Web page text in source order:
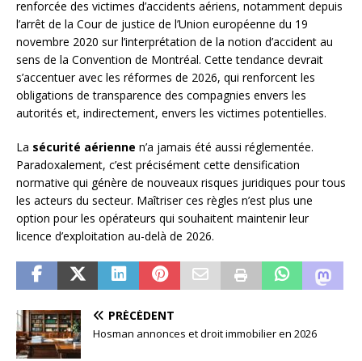
renforcée des victimes d’accidents aériens, notamment depuis
l’arrêt de la Cour de justice de l’Union européenne du 19
novembre 2020 sur l’interprétation de la notion d’accident au
sens de la Convention de Montréal. Cette tendance devrait
s’accentuer avec les réformes de 2026, qui renforcent les
obligations de transparence des compagnies envers les
autorités et, indirectement, envers les victimes potentielles.
La sécurité aérienne n’a jamais été aussi réglementée.
Paradoxalement, c’est précisément cette densification
normative qui génère de nouveaux risques juridiques pour tous
les acteurs du secteur. Maîtriser ces règles n’est plus une
option pour les opérateurs qui souhaitent maintenir leur
licence d’exploitation au-delà de 2026.
PRÉCÉDENT
Hosman annonces et droit immobilier en 2026